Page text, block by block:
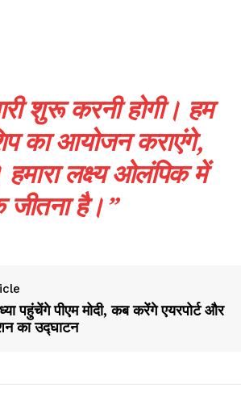
About
Contact us
Subscription Plans
My account
शुरू करनी होगी। हम
का आयोजन कराएंगे,
लक्ष्य ओलंपिक में
जीतना है।”
पहुंचेंगे पीएम मोदी, कब करेंगे एयरपोर्ट और
का उद्घाटन